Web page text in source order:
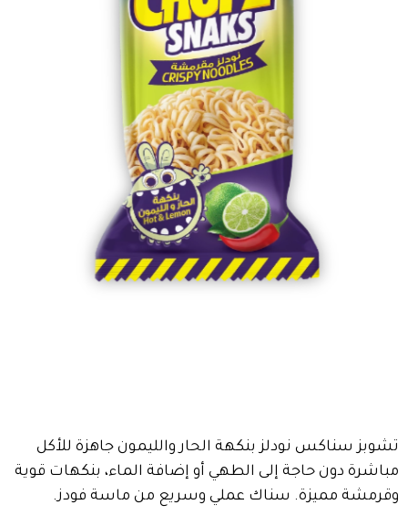
تشوبز سناكس نودلز بنكهة الحار والليمون جاهزة للأكل
مباشرة دون حاجة إلى الطهي أو إضافة الماء، بنكهات قوية
وقرمشة مميزة. سناك عملي وسريع من ماسة فودز.